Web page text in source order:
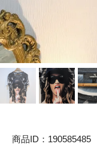
商品ID：190585485